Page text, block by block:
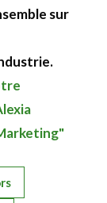
sur